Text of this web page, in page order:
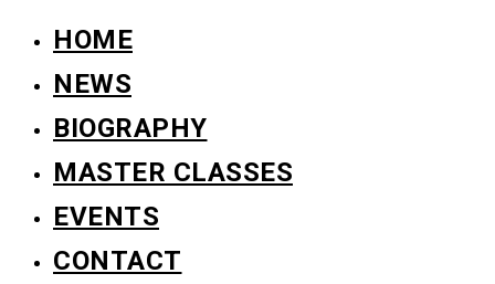
HOME
NEWS
BIOGRAPHY
MASTER CLASSES
EVENTS
CONTACT